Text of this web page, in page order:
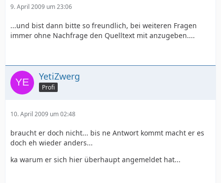
9. April 2009 um 23:06
...und bist dann bitte so freundlich, bei weiteren Fragen
immer ohne Nachfrage den Quelltext mit anzugeben....
YetiZwerg
Profi
10. April 2009 um 02:48
braucht er doch nicht... bis ne Antwort kommt macht er es
doch eh wieder anders...
ka warum er sich hier überhaupt angemeldet hat...